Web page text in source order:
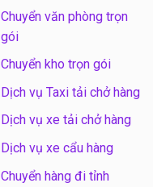
Chuyển văn phòng trọn
gói
Chuyển kho trọn gói
Dịch vụ Taxi tải chở hàng
Dịch vụ xe tải chở hàng
Dịch vụ xe cẩu hàng
Chuyển hàng đi tỉnh